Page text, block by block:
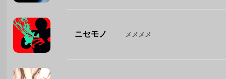
ニセモノ メメメメ